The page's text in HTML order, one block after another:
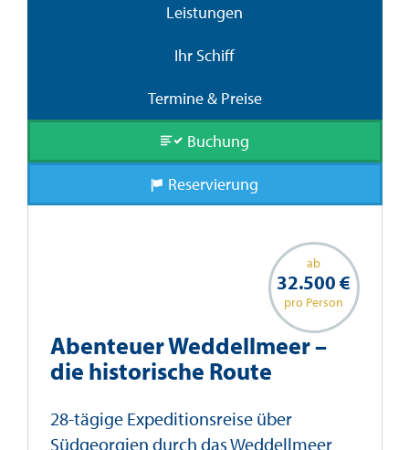
Leistungen
Ihr Schiff
Termine & Preise
Buchung
Reservierung
ab
32.500 €
pro Person
Abenteuer Weddellmeer –
die historische Route
28-tägige Expeditionsreise über
Südgeorgien durch das Weddellmeer